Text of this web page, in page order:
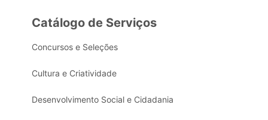
Catálogo de Serviços
Concursos e Seleções
Cultura e Criatividade
Desenvolvimento Social e Cidadania